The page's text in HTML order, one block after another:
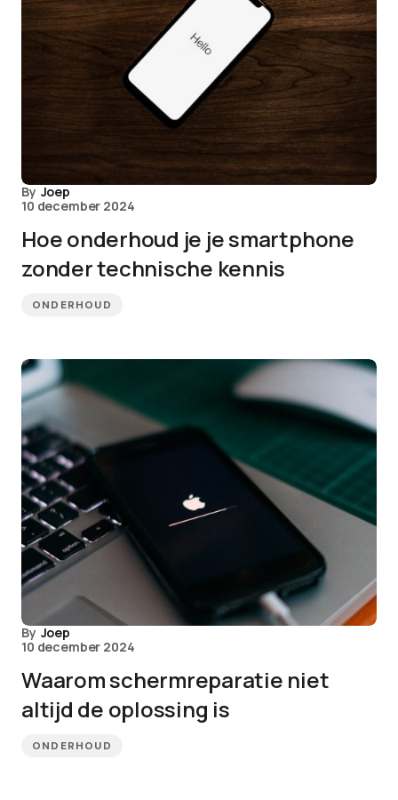
By Joep
10 december 2024
Hoe onderhoud je je smartphone
zonder technische kennis
ONDERHOUD
By Joep
10 december 2024
Waarom schermreparatie niet
altijd de oplossing is
ONDERHOUD